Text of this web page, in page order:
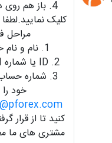
4. باز هم روی
کلیک
مراحل
1. نام و نام خانوادگی
2. ID یا شماره MyFXTM
3. شماره حساب معاملاتی
خود را
کنید تا از قرار
مشتری های ما